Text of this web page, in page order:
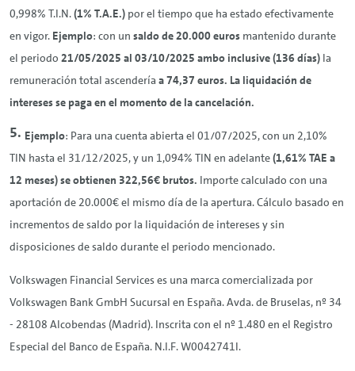
0,998% T.I.N.(1% T.A.E.) por el tiempo que ha estado efectivamente
en vigor. Ejemplo: con un saldo de 20.000 euros mantenido durante
el periodo 21/05/2025 al 03/10/2025 ambo inclusive (136 días) la
remuneración total ascendería a74,37 euros. La liquidación de
intereses se paga en el momento de la cancelación.
Ejemplo: Para una cuenta abierta el 01/07/2025, con un 2,10%
TIN hasta el 31/12/2025, y un 1,094% TIN en adelante(1,61% TAE a
12 meses) se obtienen 322,56€ brutos. Importe calculado con una
aportación de 20.000€ el mismo día de la apertura. Cálculo basado en
incrementos de saldo por la liquidación de intereses y sin
disposiciones de saldo durante el periodo mencionado.
Volkswagen Financial Services es una marca comercializada por
Volkswagen Bank GmbH Sucursal en España. Avda. de Bruselas, nº 34
- 28108 Alcobendas (Madrid). Inscrita con el nº 1.480 en el Registro
Especial del Banco de España. N.I.F. W0042741I.